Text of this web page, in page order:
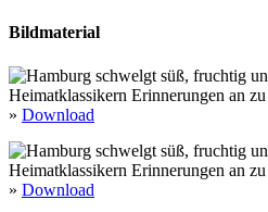
Bildmaterial
» Download
» Download